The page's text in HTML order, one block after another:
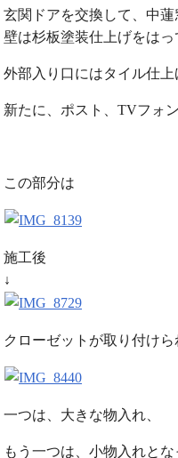
玄関ドアを交換して、中蓮
壁は杉板塗装仕上げをはっ
外部入り口にはタイル仕上
新たに、ポスト、TVフォ
この部分は
施工後
↓
クローゼットが取り付けら
一つは、大きな物入れ、
もう一つは、小物入れとな